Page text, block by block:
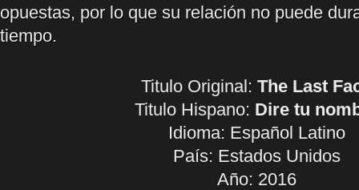
opuestas, por lo que su relación no puede
tiempo.
Titulo Original: The Last
Titulo Hispano: Dire tu
Idioma: Español Latino
País: Estados Unidos
Año: 2016